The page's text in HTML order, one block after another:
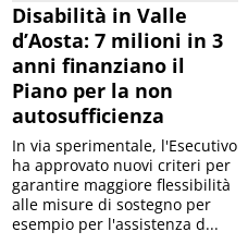
Disabilità in Valle
d’Aosta: 7 milioni in 3
anni finanziano il
Piano per la non
autosufficienza
In via sperimentale, l'Esecutivo
ha approvato nuovi criteri per
garantire maggiore flessibilità
alle misure di sostegno per
esempio per l'assistenza d...